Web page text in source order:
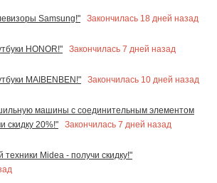
Samsung!"
Закончилась 18 дней назад
HONOR!"
Закончилась 7 дней назад
MAIBENBEN!"
Закончилась 10 дней назад
машины с соединительным элементом
скидку 20%!"
Закончилась 7 дней назад
Midea - получи скидку!"